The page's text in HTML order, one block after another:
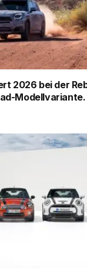
2026 bei der
Modellvariante.